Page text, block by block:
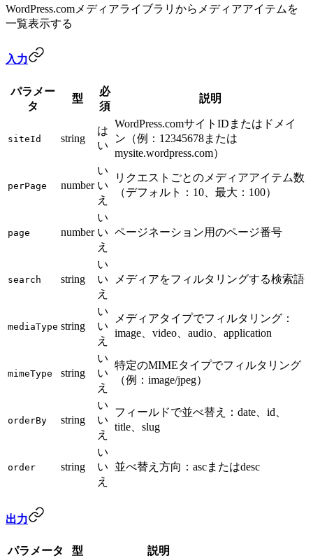
WordPress.comメディアライブラリからメディアアイテムを
一覧表示する
入力
パラメー
タ
型
必
須
説明
siteId string
は
い
WordPress.comサイトIDまたはドメイ
ン（例：12345678または
mysite.wordpress.com）
perPage number
い
い
え
リクエストごとのメディアアイテム数
（デフォルト：10、最大：100）
page number
い
い
え
ページネーション用のページ番号
search string
い
い
え
メディアをフィルタリングする検索語
mediaType string
い
い
え
メディアタイプでフィルタリング：
image、video、audio、application
mimeType string
い
い
え
特定のMIMEタイプでフィルタリング
（例：image/jpeg）
orderBy string
い
い
え
フィールドで並べ替え：date、id、
title、slug
order string
い
い
え
並べ替え方向：ascまたはdesc
出力
パラメータ 型 説明